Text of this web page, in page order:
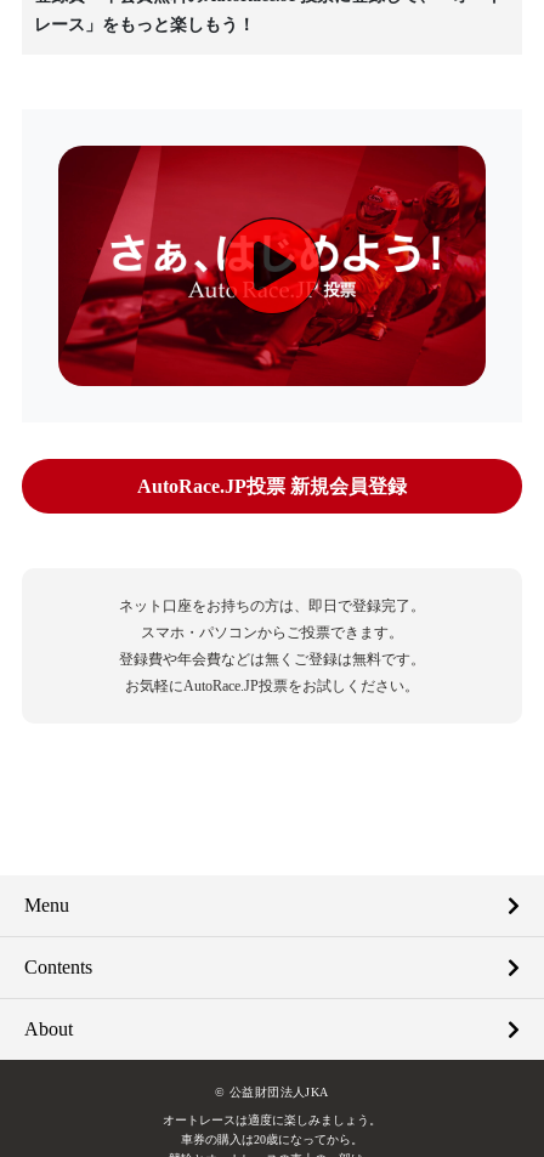
レース」をもっと楽しもう！
AutoRace.JP投票 新規会員登録
ネット口座をお持ちの方は、即日で登録完了。
スマホ・パソコンからご投票できます。
登録費や年会費などは無くご登録は無料です。
お気軽にAutoRace.JP投票をお試しください。
Menu
Contents
About
© 公益財団法人JKA
オートレースは適度に楽しみましょう。
車券の購入は20歳になってから。